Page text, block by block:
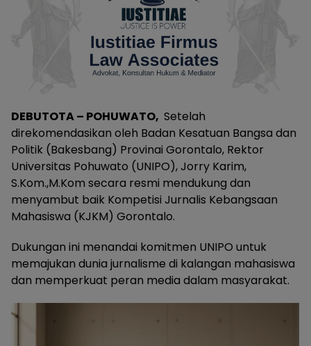
DEBUTOTA – POHUWATO, Setelah
direkomendasikan oleh Badan Kesatuan Bangsa dan
Politik (Bakesbang) Provinai Gorontalo, Rektor
Universitas Pohuwato (UNIPO), Jorry Karim,
S.Kom.,M.Kom secara resmi mendukung dan
menyambut baik Kompetisi Jurnalis Kebangsaan
Mahasiswa (KJKM) Gorontalo.
Dukungan ini menandai komitmen UNIPO untuk
memajukan dunia jurnalisme di kalangan mahasiswa
dan memperkuat peran media dalam masyarakat.